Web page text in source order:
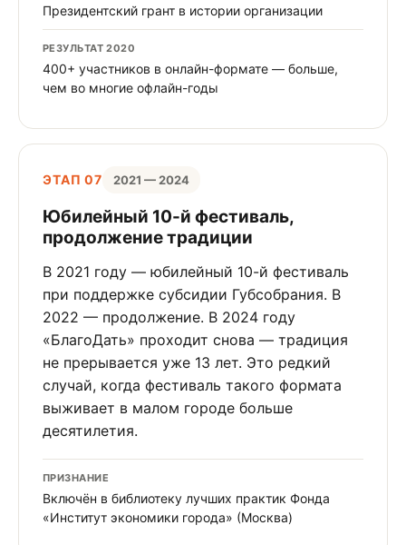
Президентский грант в истории организации
РЕЗУЛЬТАТ 2020
400+ участников в онлайн-формате — больше,
чем во многие офлайн-годы
ЭТАП 07 2021 — 2024
Юбилейный 10-й фестиваль,
продолжение традиции
В 2021 году — юбилейный 10-й фестиваль
при поддержке субсидии Губсобрания. В
2022 — продолжение. В 2024 году
«БлагоДать» проходит снова — традиция
не прерывается уже 13 лет. Это редкий
случай, когда фестиваль такого формата
выживает в малом городе больше
десятилетия.
ПРИЗНАНИЕ
Включён в библиотеку лучших практик Фонда
«Институт экономики города» (Москва)